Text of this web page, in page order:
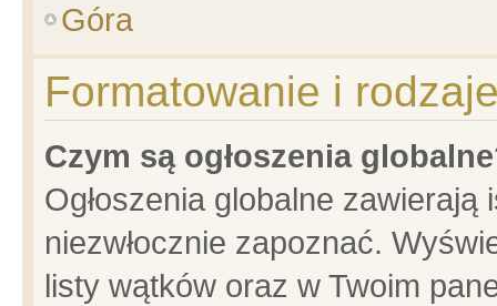
Góra
Formatowanie i
Czym są ogłoszenia
Ogłoszenia globalne
niezwłocznie zapoznać.
listy wątków oraz w Twoim